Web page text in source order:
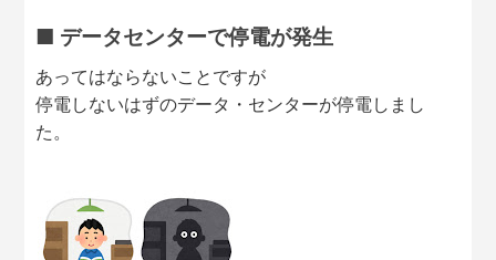
■ データセンターで停電が発生
あってはならないことですが
停電しないはずのデータ・センターが停電しまし
た。